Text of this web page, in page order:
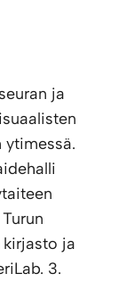
ja
ytimessä.
kirjasto ja
3.